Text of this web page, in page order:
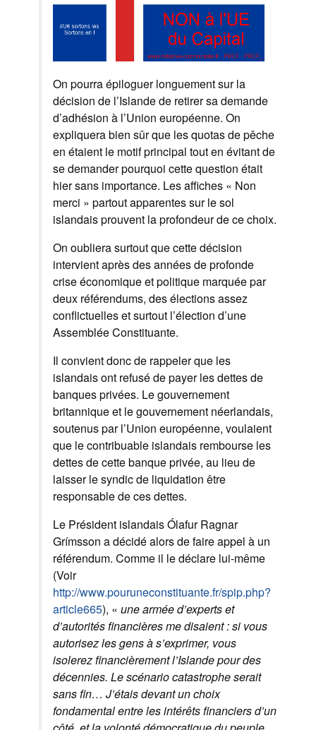
On pourra épiloguer longuement sur la
décision de l’Islande de retirer sa demande
d’adhésion à l’Union européenne. On
expliquera bien sûr que les quotas de pêche
en étaient le motif principal tout en évitant de
se demander pourquoi cette question était
hier sans importance. Les affiches « Non
merci » partout apparentes sur le sol
islandais prouvent la profondeur de ce choix.
On oubliera surtout que cette décision
intervient après des années de profonde
crise économique et politique marquée par
deux référendums, des élections assez
conflictuelles et surtout l’élection d’une
Assemblée Constituante.
Il convient donc de rappeler que les
islandais ont refusé de payer les dettes de
banques privées. Le gouvernement
britannique et le gouvernement néerlandais,
soutenus par l’Union européenne, voulaient
que le contribuable islandais rembourse les
dettes de cette banque privée, au lieu de
laisser le syndic de liquidation être
responsable de ces dettes.
Le Président islandais Ólafur Ragnar
Grímsson a décidé alors de faire appel à un
référendum. Comme il le déclare lui-même
(Voir
http://www.pouruneconstituante.fr/spip.php?
article665), « une armée d’experts et
d’autorités financières me disaient : si vous
autorisez les gens à s’exprimer, vous
isolerez financièrement l’Islande pour des
décennies. Le scénario catastrophe serait
sans fin… J’étais devant un choix
fondamental entre les intérêts financiers d’un